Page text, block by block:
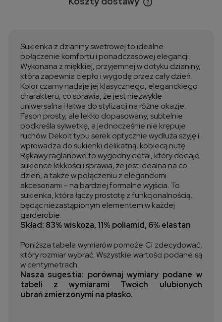
Cena nie zawiera ewentualnych kosztów płatności
Sukienka z dzianiny swetrowej to idealne
połączenie komfortu i ponadczasowej elegancji.
Wykonana z miękkiej, przyjemnej w dotyku dzianiny,
która zapewnia ciepło i wygodę przez cały dzień.
Kolor czarny nadaje jej klasycznego, eleganckiego
charakteru, co sprawia, że jest niezwykle
uniwersalna i łatwa do stylizacji na różne okazje.
Fason prosty, ale lekko dopasowany, subtelnie
podkreśla sylwetkę, a jednocześnie nie krępuje
ruchów. Dekolt typu serek optycznie wydłuża szyję i
wprowadza do sukienki delikatną, kobiecą nutę.
Rękawy raglanowe to wygodny detal, który dodaje
sukience lekkości i sprawia, że jest idealna na co
dzień, a także w połączeniu z eleganckimi
akcesoriami – na bardziej formalne wyjścia. To
sukienka, która łączy prostotę z funkcjonalnością,
będąc niezastąpionym elementem w każdej
garderobie.
Skład: 83% wiskoza, 11% poliamid, 6% elastan
Poniższa tabela wymiarów pomoże Ci zdecydować,
który rozmiar wybrać. Wszystkie wartości podane są
w centymetrach.
Nasza sugestia: porównaj wymiary podane w
tabeli z wymiarami Twoich ulubionych
ubrań zmierzonymi na płasko.